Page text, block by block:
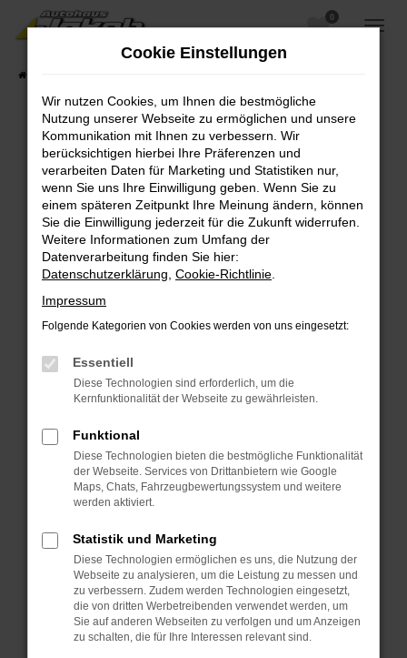
Zum
Hauptinhalt
0
Fehler: Network Error
Beim Laden ist ein Fehler aufgetreten.
Hier sind ein paar Tipps, die dir helfen können:
Überprüfe deine Firewall und deine
Internetverbindung.
Laden andere Webseiten, zum Beispiel deine
Suchmaschine?
Prüfe deine Browsererweiterungen.
Manche Erweiterungen, wie Werbeblocker,
können das Laden bestimmter Seiten
verhindern. Funktioniert die Seite in einem
Fenster?
Starte dein Gerät neu.
Das kann manchmal helfen, vorübergehende
Probleme zu beheben.
Betriebssystem auf dem neuesten Stand
sind.
Veraltete Software birgt nicht nur ein
Sicherheitsrisiko, sondern kann auch dazu
führen, dass bestimmte Funktionen nicht mehr
unterstützt werden.
Cookie Einstellungen
Wir nutzen Cookies, um Ihnen die bestmögliche
Nutzung unserer Webseite zu ermöglichen und unsere
Kommunikation mit Ihnen zu verbessern. Wir
berücksichtigen hierbei Ihre Präferenzen und
verarbeiten Daten für Marketing und Statistiken nur,
wenn Sie uns Ihre Einwilligung geben. Wenn Sie zu
einem späteren Zeitpunkt Ihre Meinung ändern, können
Sie die Einwilligung jederzeit für die Zukunft widerrufen.
Weitere Informationen zum Umfang der
Datenverarbeitung finden Sie hier:
Datenschutzerklärung Cookie-Richtlinie
Impressum
Folgende Kategorien von Cookies werden von uns eingesetzt:
Essentiell
Diese Technologien sind erforderlich, um die
Kernfunktionalität der Webseite zu gewährleisten.
Funktional
Diese Technologien bieten die bestmögliche Funktionalität
der Webseite. Services von Drittanbietern wie Google
Maps, Chats, Fahrzeugbewertungssystem und weitere
werden aktiviert.
Statistik und Marketing
Diese Technologien ermöglichen es uns, die Nutzung der
Webseite zu analysieren, um die Leistung zu messen und
zu verbessern. Zudem werden Technologien eingesetzt,
die von dritten Werbetreibenden verwendet werden, um
Sie auf anderen Webseiten zu verfolgen und um Anzeigen
zu schalten, die für Ihre Interessen relevant sind.